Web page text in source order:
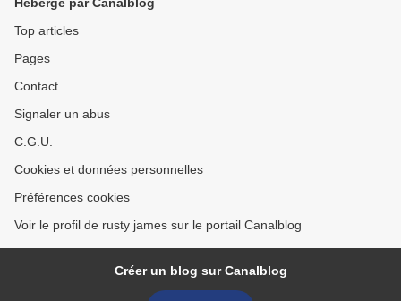
Top articles
Pages
Contact
Signaler un abus
C.G.U.
Cookies et données personnelles
Préférences cookies
Voir le profil de rusty james sur le portail Canalblog
Créer un blog sur Canalblog